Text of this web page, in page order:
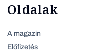
Oldalak
A magazin
Előfizetés